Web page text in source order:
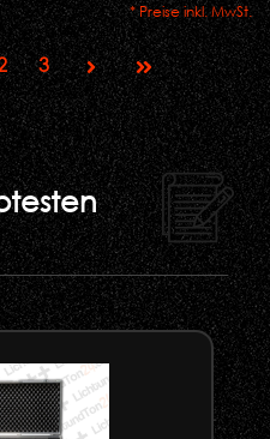
* Preise inkl. MwSt.
3